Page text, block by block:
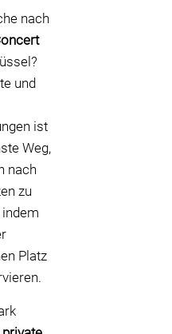
nach
und
ist
Weg,
nach
zu
Platz